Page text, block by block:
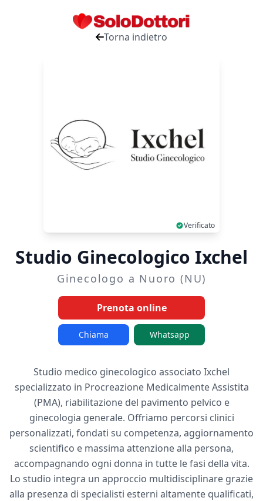
Torna indietro
Verificato
Studio Ginecologico Ixchel
Ginecologo a Nuoro (NU)
Prenota online
Chiama Whatsapp
Studio medico ginecologico associato Ixchel
specializzato in Procreazione Medicalmente Assistita
(PMA), riabilitazione del pavimento pelvico e
ginecologia generale. Offriamo percorsi clinici
personalizzati, fondati su competenza, aggiornamento
scientifico e massima attenzione alla persona,
accompagnando ogni donna in tutte le fasi della vita.
Lo studio integra un approccio multidisciplinare grazie
alla presenza di specialisti esterni altamente qualificati,